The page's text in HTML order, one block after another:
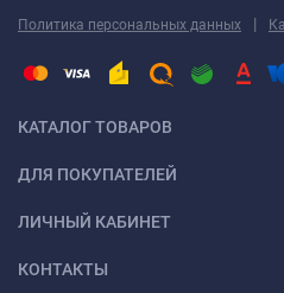
Политика персональных данных |
КАТАЛОГ ТОВАРОВ
ДЛЯ ПОКУПАТЕЛЕЙ
ЛИЧНЫЙ КАБИНЕТ
КОНТАКТЫ